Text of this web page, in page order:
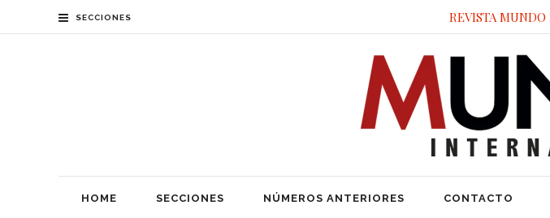
SECCIONES REVISTA
HOME SECCIONES NÚMEROS ANTERIORES CONTACTO